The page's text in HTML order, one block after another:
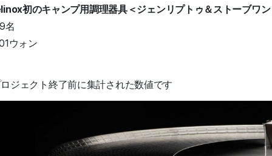
初のキャンプ用調理器具＜ジェンリプトゥ＆ストーブワ
名
ウォン
ジェクト終了前に集計された数値です